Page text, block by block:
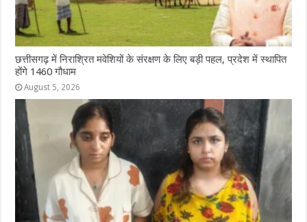
छत्तीसगढ़ में निराश्रित मवेशियों के संरक्षण के लिए बड़ी पहल, प्रदेश में स्थापित
होंगे 1460 गौधाम
August 5, 2026